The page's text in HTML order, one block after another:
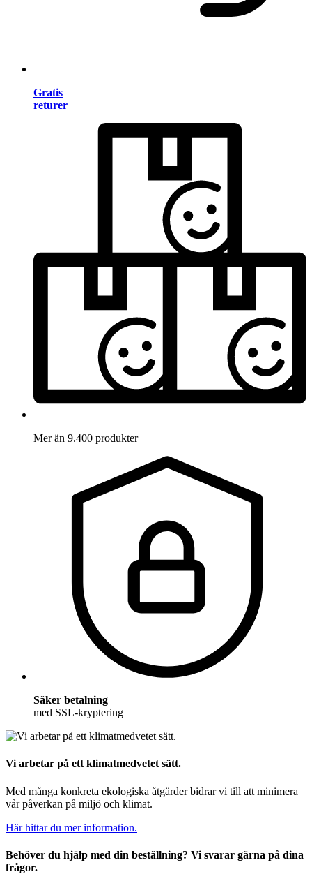
Gratis
returer
Mer än 9.400 produkter
Säker betalning
med SSL-kryptering
Vi arbetar på ett klimatmedvetet sätt.
Med många konkreta ekologiska åtgärder bidrar vi till att minimera
vår påverkan på miljö och klimat.
Här hittar du mer information.
Behöver du hjälp med din beställning? Vi svarar gärna på dina
frågor.